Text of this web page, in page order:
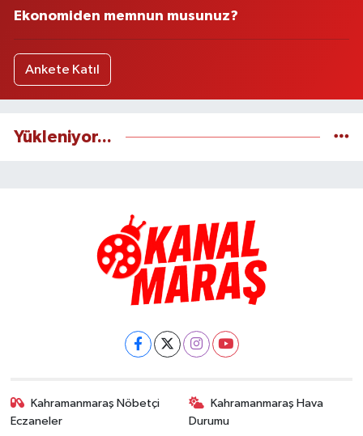
Ekonomiden memnun musunuz?
Ankete Katıl
Yükleniyor...
Kahramanmaraş Nöbetçi
Eczaneler
Kahramanmaraş Hava
Durumu